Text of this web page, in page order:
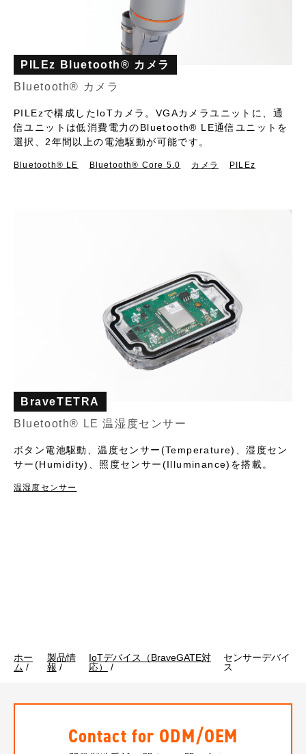
PILEz Bluetooth® カメラ
Bluetooth® カメラ
PILEzで構成したIoTカメラ。VGAカメラユニットに、通
信ユニットは低消費電力のBluetooth® LE通信ユニットを
選択、2年間以上の電池駆動が可能です。
Bluetooth®︎ LE Bluetooth® Core 5.0 カメラ PILEz
BraveTETRA
Bluetooth® LE 温湿度センサー
ボタン電池駆動、温度センサー(Temperature)、湿度セン
サー(Humidity)、照度センサー(Illuminance)を搭載。
温湿度センサー
ホー
ム /
製品情
報 /
IoTデバイス（BraveGATE対
応）
/
センサーデバイ
ス
Contact for ODM/OEM